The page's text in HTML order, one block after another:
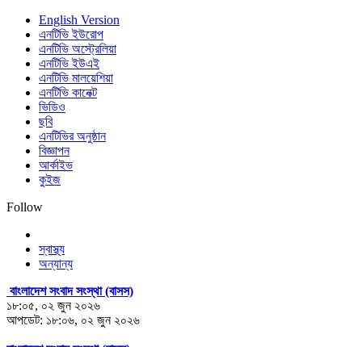
English Version
এনটিভি ইউরোপ
এনটিভি অস্ট্রেলিয়া
এনটিভি ইউএই
এনটিভি মালয়েশিয়া
এনটিভি কানেক্ট
ভিডিও
ছবি
এনটিভির অনুষ্ঠান
বিজ্ঞাপন
আর্কাইভ
কুইজ
Follow
স্বাস্থ্য
অন্যান্য
বাংলাদেশ সংবাদ সংস্থা (বাসস)
১৮:০৫, ০২ জুন ২০২৬
আপডেট: ১৮:০৬, ০২ জুন ২০২৬